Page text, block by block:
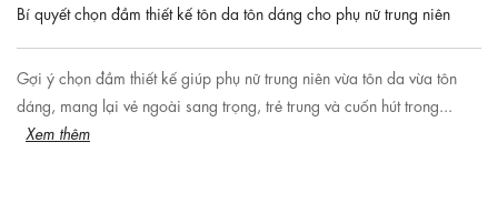
Bí quyết chọn đầm thiết kế tôn da tôn dáng cho phụ nữ trung niên
Gợi ý chọn đầm thiết kế giúp phụ nữ trung niên vừa tôn da vừa tôn
dáng, mang lại vẻ ngoài sang trọng, trẻ trung và cuốn hút trong...
Xem thêm